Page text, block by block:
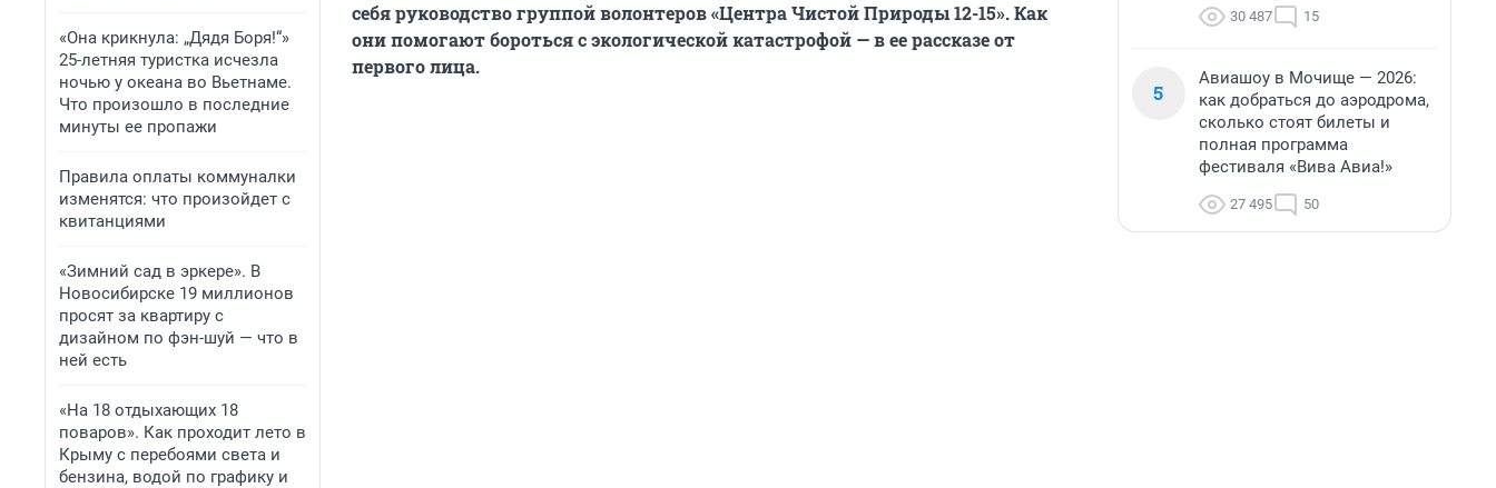
«Она крикнула: „Дядя Боря!“»
25-летняя туристка исчезла
ночью у океана во Вьетнаме.
Что произошло в последние
минуты ее пропажи
Правила оплаты коммуналки
изменятся: что произойдет с
квитанциями
«Зимний сад в эркере». В
Новосибирске 19 миллионов
просят за квартиру с
дизайном по фэн-шуй — что в
ней есть
«На 18 отдыхающих 18
поваров». Как проходит лето в
Крыму с перебоями света и
бензина, водой по графику и
себя руководство группой волонтеров «Центра Чистой Природы 12-15». Как
они помогают бороться с экологической катастрофой — в ее рассказе от
первого лица.
30 487 15
5
Авиашоу в Мочище — 2026:
как добраться до аэродрома,
сколько стоят билеты и
полная программа
фестиваля «Вива Авиа!»
27 495 50